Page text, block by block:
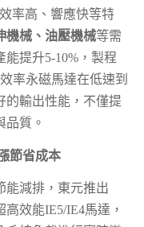
率高、響應快等特
機械、油壓機械等需
提升5-10%，製程
率永磁馬達在低速到
的輸出性能，不僅提
品質。
節省成本
能減排，東元推出
效能IE5/IE4馬達，